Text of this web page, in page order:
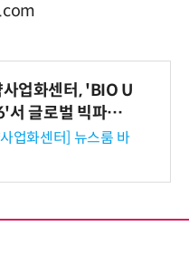
업화센터, 'BIO U
서 글로벌 빅파마
니스 미팅 지원…K
외 진출 교두보 확
업화센터] 뉴스룸 바